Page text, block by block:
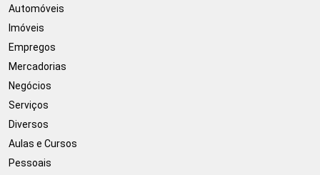
Automóveis
Imóveis
Empregos
Mercadorias
Negócios
Serviços
Diversos
Aulas e Cursos
Pessoais